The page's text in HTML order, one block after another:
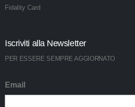
Fidality Card
Iscriviti alla Newsletter
PER ESSERE SEMPRE AGGIORNATO
Email